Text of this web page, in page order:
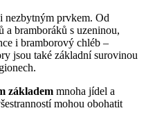
nezbytným prvkem. Od
bramboráků s uzeninou,
i bramborový chléb –
jsou také základní surovinou
základem mnoha jídel a
mohou obohatit